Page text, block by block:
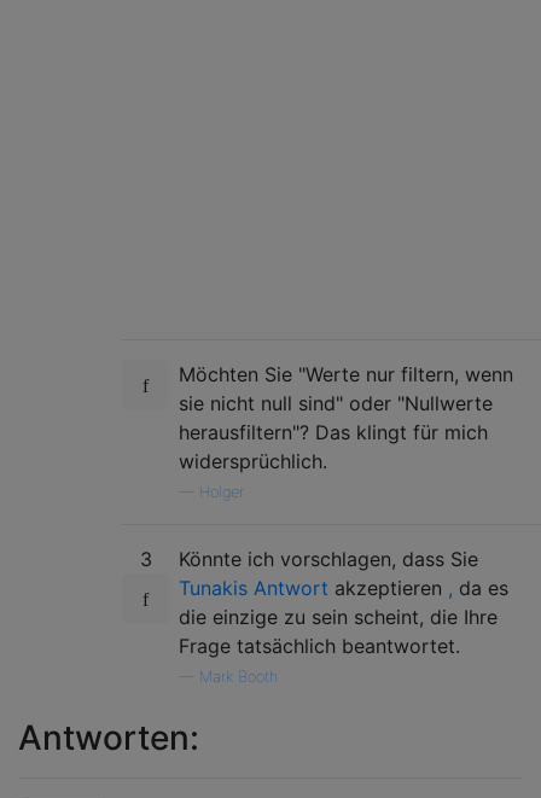
Möchten Sie "Werte nur filtern, wenn
sie nicht null sind" oder "Nullwerte
herausfiltern"? Das klingt für mich
widersprüchlich.
Holger
3
Könnte ich vorschlagen, dass Sie
Tunakis Antwort akzeptieren , da es
die einzige zu sein scheint, die Ihre
Frage tatsächlich beantwortet.
Mark Booth
Antworten: